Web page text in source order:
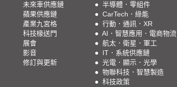
未來車供應鏈
蘋果供應鏈
產業九宮格
科技椽送門
展會
影音
修訂與更新
● 半導體．零組件
● CarTech．綠能
● 行動．通訊．XR
● AI．智慧應用．電商物流
● 航太．衛星．軍工
● IT．系統供應鏈
● 光電．顯示．光學
● 物聯科技．智慧製造
● 科技政策